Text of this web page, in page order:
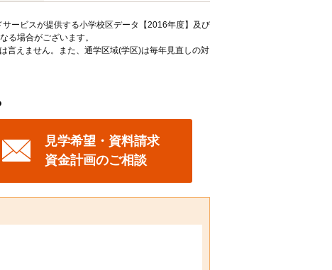
ービスが提供する小学校区データ【2016年度】及び
る場合がございます。
言えません。また、通学区域(学区)は毎年見直しの対
見学希望・資料請求
資金計画のご相談